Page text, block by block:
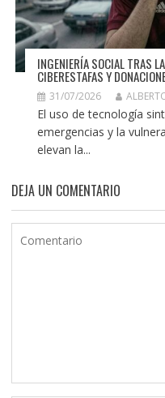
INGENIERÍA SOCIAL TRAS
CIBERESTAFAS Y
31/07/2026
El uso de tecnología
emergencias y la
elevan la...
DEJA UN COMENTARIO